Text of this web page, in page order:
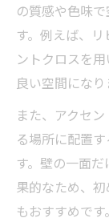
の質感や色味
す。例えば、
ントクロスを
良い空間になり
また、アクセ
る場所に配置
す。壁の一面
果的なため、
もおすすめです。